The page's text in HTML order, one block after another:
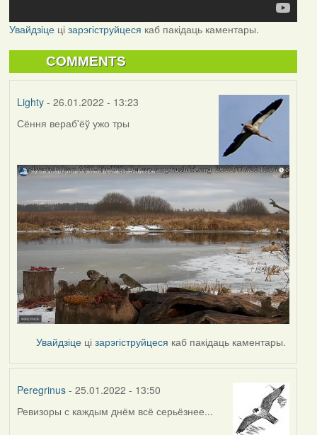
Увайдзіцеці зарэгіструйцеся каб пакідаць каментары.
COMMENTS
Lighty- 26.01.2022 - 13:23
Сёння вераб'ёў ужо тры
Увайдзіце цізарэгіструйцеся каб пакідаць каментары.
Peregrinus- 25.01.2022 - 13:50
Ревизоры с каждым днём всё серьёзнее...